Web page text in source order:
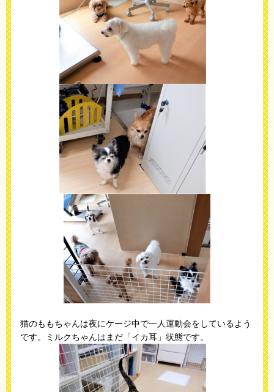
猫のももちゃんは夜にケージ中で一人運動会をしているよう
です。ミルクちゃんはまだ「イカ耳」状態です。